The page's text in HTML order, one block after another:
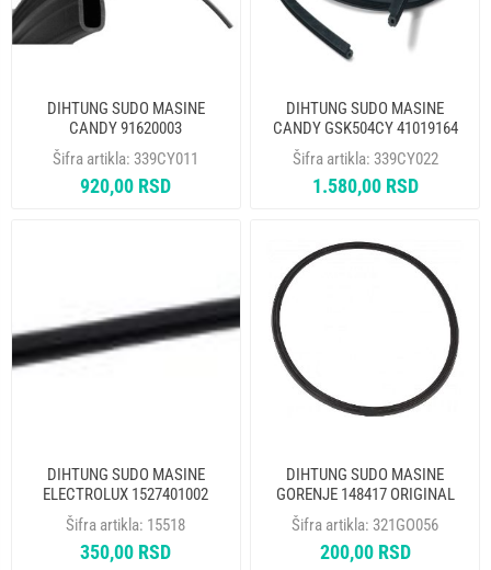
DIHTUNG SUDO MASINE
CANDY 91620003
Šifra artikla: 339CY011
920,00 RSD
DIHTUNG SUDO MASINE
CANDY GSK504CY 41019164
Šifra artikla: 339CY022
1.580,00 RSD
DIHTUNG SUDO MASINE
ELECTROLUX 1527401002
Šifra artikla: 15518
350,00 RSD
DIHTUNG SUDO MASINE
GORENJE 148417 ORIGINAL
Šifra artikla: 321GO056
200,00 RSD